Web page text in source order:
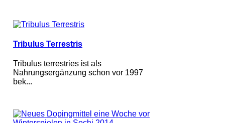
Tribulus Terrestris
Tribulus terrestries ist als
Nahrungsergänzung schon vor 1997
bek...